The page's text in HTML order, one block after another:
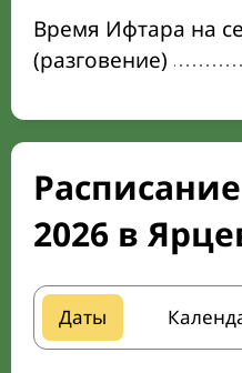
Время Ифтара на
(разговение)
2026 в
Даты